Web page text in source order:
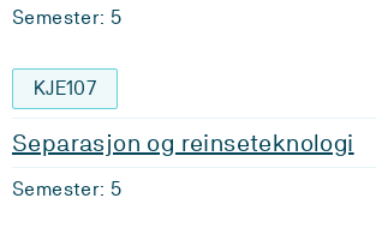
Semester: 5
KJE107
Separasjon og reinseteknologi
Semester: 5